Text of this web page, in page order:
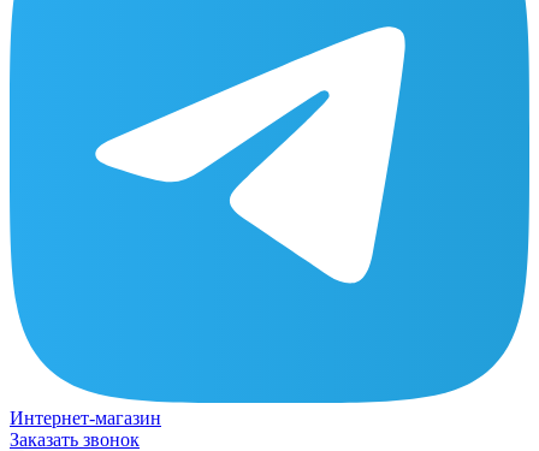
Интернет-магазин
Заказать звонок